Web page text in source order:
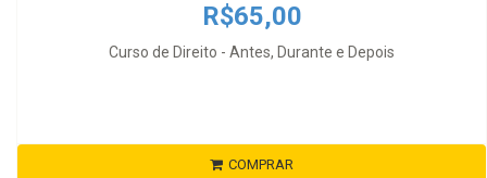
R$65,00
Curso de Direito - Antes, Durante e Depois
COMPRAR